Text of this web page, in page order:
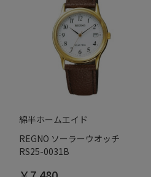
綿半ホームエイド
REGNO ソーラーウオッチ
RS25-0031B